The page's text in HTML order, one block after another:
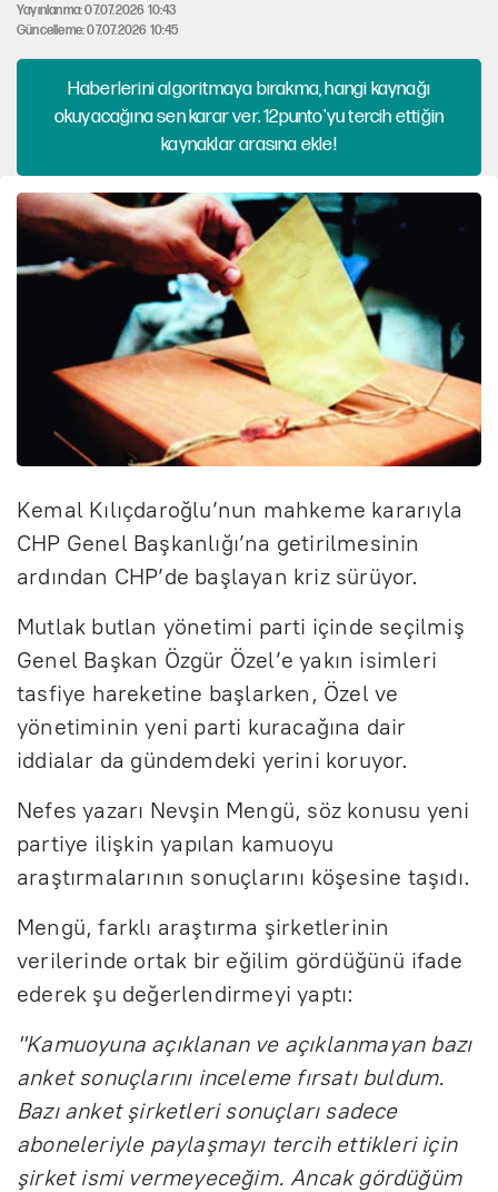
Yayınlanma: 07.07.2026 10:43
Güncelleme: 07.07.2026 10:45
Haberlerini algoritmaya bırakma, hangi kaynağı
okuyacağına sen karar ver. 12punto'yu tercih ettiğin
kaynaklar arasına ekle!
Kemal Kılıçdaroğlu’nun mahkeme kararıyla
CHP Genel Başkanlığı’na getirilmesinin
ardından CHP’de başlayan kriz sürüyor.
Mutlak butlan yönetimi parti içinde seçilmiş
Genel Başkan Özgür Özel’e yakın isimleri
tasfiye hareketine başlarken, Özel ve
yönetiminin yeni parti kuracağına dair
iddialar da gündemdeki yerini koruyor.
Nefes yazarı Nevşin Mengü, söz konusu yeni
partiye ilişkin yapılan kamuoyu
araştırmalarının sonuçlarını köşesine taşıdı.
Mengü, farklı araştırma şirketlerinin
verilerinde ortak bir eğilim gördüğünü ifade
ederek şu değerlendirmeyi yaptı:
"Kamuoyuna açıklanan ve açıklanmayan bazı
anket sonuçlarını inceleme fırsatı buldum.
Bazı anket şirketleri sonuçları sadece
aboneleriyle paylaşmayı tercih ettikleri için
şirket ismi vermeyeceğim. Ancak gördüğüm